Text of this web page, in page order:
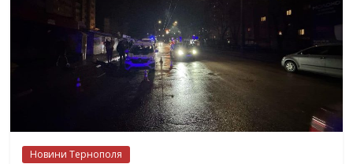
Новини Тернополя